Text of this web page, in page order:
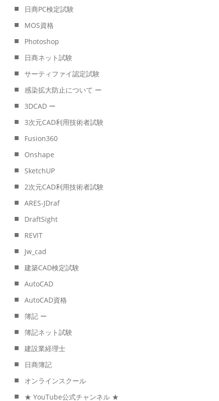
日商PC検定試験
MOS資格
Photoshop
日商ネット試験
サーティファイ認定試験
感染拡大防止について ー
3DCAD ー
3次元CAD利用技術者試験
Fusion360
Onshape
SketchUP
2次元CAD利用技術者試験
ARES-JDraf
DraftSight
REVIT
Jw_cad
建築CAD検定試験
AutoCAD
AutoCAD資格
簿記 ー
簿記ネット試験
建設業経理士
日商簿記
オンラインスクール
★ YouTube公式チャンネル ★